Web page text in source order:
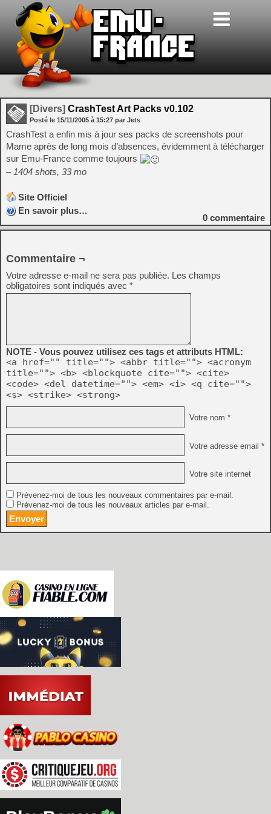
[Divers] CrashTest Art Packs v0.102
Posté le 15/11/2005 à 15:27 par Jets
CrashTest a enfin mis à jour ses packs de screenshots pour
Mame après de long mois d’absences, évidemment à télécharger
sur Emu-France comme toujours
– 1404 shots, 33 mo
Site Officiel
En savoir plus…
0 commentaire
Commentaire ¬
Votre adresse e-mail ne sera pas publiée. Les champs
obligatoires sont indiqués avec *
NOTE - Vous pouvez utilisez ces tags et attributs HTML:
<a href="" title=""> <abbr title=""> <acronym
title=""> <b> <blockquote cite=""> <cite>
<code> <del datetime=""> <em> <i> <q cite="">
<s> <strike> <strong>
Votre nom *
Votre adresse email *
Votre site internet
Prévenez-moi de tous les nouveaux commentaires par e-mail.
Prévenez-moi de tous les nouveaux articles par e-mail.